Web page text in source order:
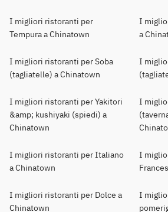
I migliori ristoranti per
Tempura a Chinatown
I
a
I migliori ristoranti per Soba
(tagliatelle) a Chinatown
I
I migliori ristoranti per Yakitori
&amp; kushiyaki (spiedi) a
Chinatown
I
I migliori ristoranti per Italiano
a Chinatown
I
I migliori ristoranti per Dolce a
Chinatown
I